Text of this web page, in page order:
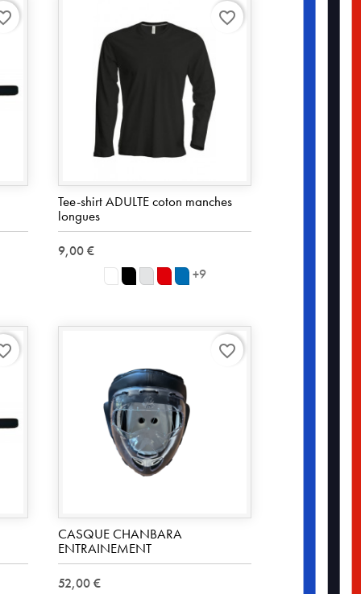
Tee-shirt ADULTE coton manches
longues
9,00 €
blancnoir Ash rougeRoyal
+9
favorite_border
CASQUE CHANBARA
ENTRAINEMENT
52,00 €
favorite_border